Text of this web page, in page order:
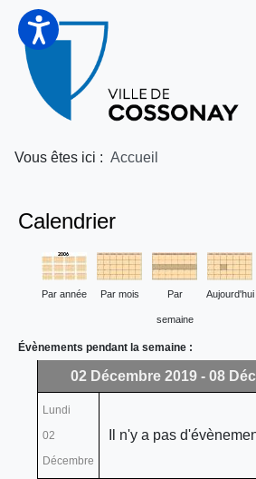
Vous êtes ici : Accueil
Calendrier
Par année Par mois Par
semaine
Aujourd'hui
Évènements pendant la semaine :
02 Décembre 2019 - 08
Lundi
02
Décembre
Il n'y a pas